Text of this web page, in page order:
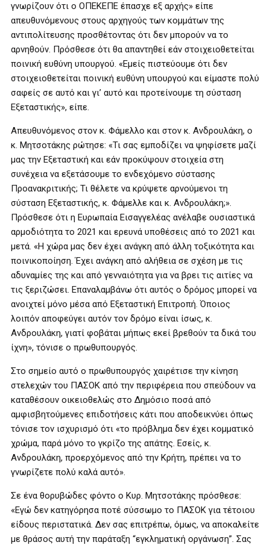
γνωρίζουν ότι ο ΟΠΕΚΕΠΕ έπασχε εξ αρχής» είπε
απευθυνόμενους στους αρχηγούς των κομμάτων της
αντιπολίτευσης προσθέτοντας ότι δεν μπορούν να το
αρνηθούν. Πρόσθεσε ότι θα απαντηθεί εάν στοιχειοθετείται
ποινική ευθύνη υπουργού. «Εμείς πιστεύουμε ότι δεν
στοιχειοθετείται ποινική ευθύνη υπουργού και είμαστε πολύ
σαφείς σε αυτό και γι’ αυτό και προτείνουμε τη σύσταση
Εξεταστικής», είπε.
Απευθυνόμενος στον κ. Φάμελλο και στον κ. Ανδρουλάκη, ο
κ. Μητσοτάκης ρώτησε: «Τι σας εμποδίζει να ψηφίσετε μαζί
μας την Εξεταστική και εάν προκύψουν στοιχεία στη
συνέχεια να εξετάσουμε το ενδεχόμενο σύστασης
Προανακριτικής; Τι θέλετε να κρύψετε αρνούμενοι τη
σύσταση Εξεταστικής, κ. Φάμελλε και κ. Ανδρουλάκη;».
Πρόσθεσε ότι η Ευρωπαία Εισαγγελέας ανέλαβε ουσιαστικά
αρμοδιότητα το 2021 και ερευνά υποθέσεις από το 2021 και
μετά. «Η χώρα μας δεν έχει ανάγκη από άλλη τοξικότητα και
ποινικοποίηση. Έχει ανάγκη από αλήθεια σε σχέση με τις
αδυναμίες της και από γενναιότητα για να βρει τις αιτίες να
τις ξεριζώσει. Επαναλαμβάνω ότι αυτός ο δρόμος μπορεί να
ανοιχτεί μόνο μέσα από Εξεταστική Επιτροπή. Όποιος
λοιπόν αποφεύγει αυτόν τον δρόμο είναι ίσως, κ.
Ανδρουλάκη, γιατί φοβάται μήπως εκεί βρεθούν τα δικά του
ίχνη», τόνισε ο πρωθυπουργός.
Στο σημείο αυτό ο πρωθυπουργός χαιρέτισε την κίνηση
στελεχών του ΠΑΣΟΚ από την περιφέρεια που σπεύδουν να
καταθέσουν οικειοθελώς στο Δημόσιο ποσά από
αμφισβητούμενες επιδοτήσεις κάτι που αποδεικνύει όπως
τόνισε τον ισχυρισμό ότι «το πρόβλημα δεν έχει κομματικό
χρώμα, παρά μόνο το γκρίζο της απάτης. Εσείς, κ.
Ανδρουλάκη, προερχόμενος από την Κρήτη, πρέπει να το
γνωρίζετε πολύ καλά αυτό».
Σε ένα θορυβώδες φόντο ο Κυρ. Μητσοτάκης πρόσθεσε:
«Εγώ δεν κατηγόρησα ποτέ σύσσωμο το ΠΑΣΟΚ για τέτοιου
είδους περιστατικά. Δεν σας επιτρέπω, όμως, να αποκαλείτε
με θράσος αυτή την παράταξη “εγκληματική οργάνωση”. Σας